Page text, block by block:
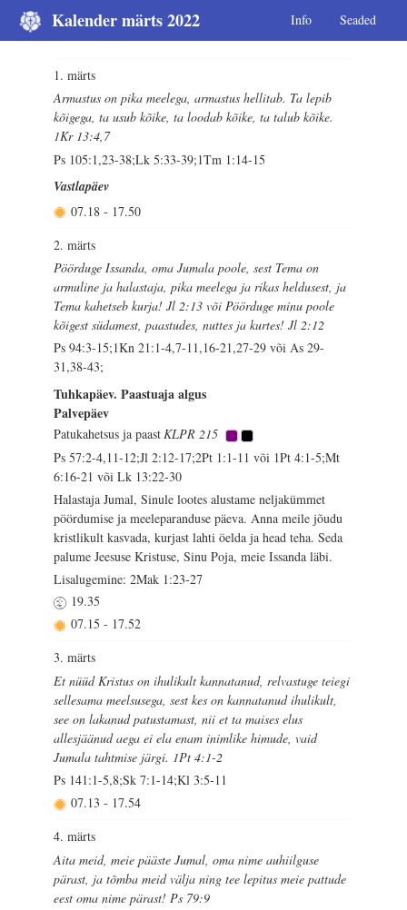
Kalender märts 2022 Info Seaded
1. märts
Armastus on pika meelega, armastus hellitab. Ta lepib
kõigega, ta usub kõike, ta loodab kõike, ta talub kõike.
1Kr 13:4,7
Ps 105:1,23-38;Lk 5:33-39;1Tm 1:14-15
Vastlapäev
07.18 - 17.50
2. märts
Pöörduge Issanda, oma Jumala poole, sest Tema on
armuline ja halastaja, pika meelega ja rikas heldusest, ja
Tema kahetseb kurja! Jl 2:13 või Pöörduge minu poole
kõigest südamest, paastudes, nuttes ja kurtes! Jl 2:12
Ps 94:3-15;1Kn 21:1-4,7-11,16-21,27-29 või As 29-
31,38-43;
Tuhkapäev. Paastuaja algus
Palvepäev
Patukahetsus ja paastKLPR 215
Ps 57:2-4,11-12;Jl 2:12-17;2Pt 1:1-11 või 1Pt 4:1-5;Mt
6:16-21 või Lk 13:22-30
Halastaja Jumal, Sinule lootes alustame neljakümmet
pöördumise ja meeleparanduse päeva. Anna meile jõudu
kristlikult kasvada, kurjast lahti öelda ja head teha. Seda
palume Jeesuse Kristuse, Sinu Poja, meie Issanda läbi.
Lisalugemine: 2Mak 1:23-27
19.35
07.15 - 17.52
3. märts
Et nüüd Kristus on ihulikult kannatanud, relvastuge teiegi
sellesama meelsusega, sest kes on kannatanud ihulikult,
see on lakanud patustamast, nii et ta maises elus
allesjäänud aega ei ela enam inimlike himude, vaid
Jumala tahtmise järgi. 1Pt 4:1-2
Ps 141:1-5,8;Sk 7:1-14;Kl 3:5-11
07.13 - 17.54
4. märts
Aita meid, meie pääste Jumal, oma nime auhiilguse
pärast, ja tõmba meid välja ning tee lepitus meie pattude
eest oma nime pärast! Ps 79:9